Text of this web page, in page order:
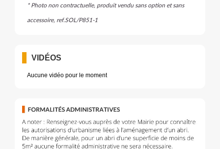
* Photo non contractuelle, produit vendu sans option et sans
accessoire, ref.SOL/P851-1
VIDÉOS
Aucune vidéo pour le moment